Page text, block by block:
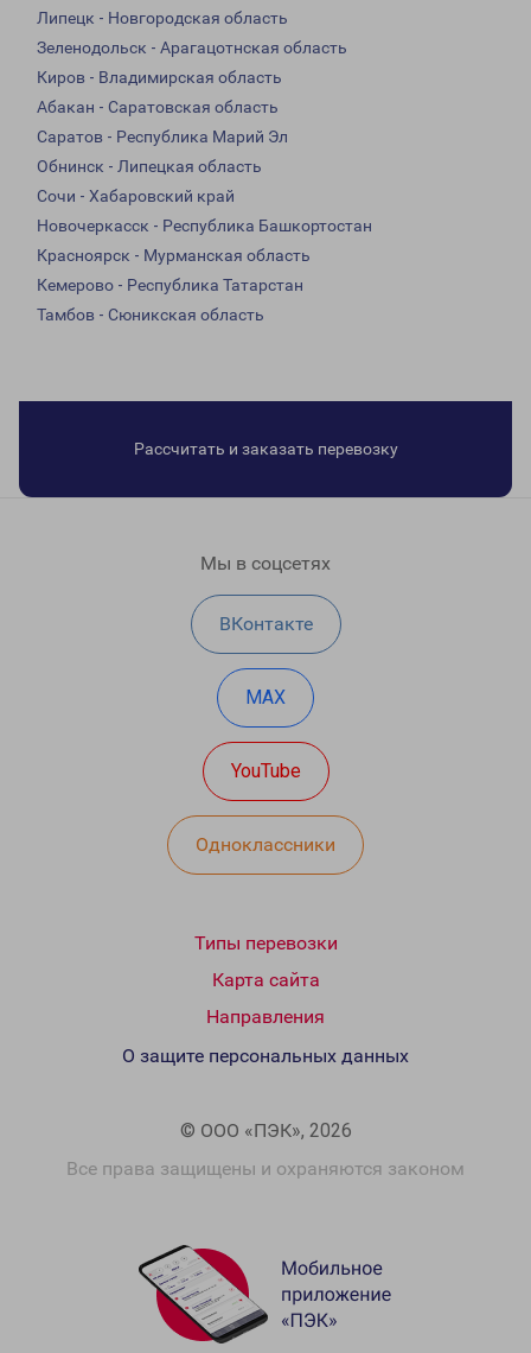
Липецк - Новгородская область
Зеленодольск - Арагацотнская область
Киров - Владимирская область
Абакан - Саратовская область
Саратов - Республика Марий Эл
Обнинск - Липецкая область
Сочи - Хабаровский край
Новочеркасск - Республика Башкортостан
Красноярск - Мурманская область
Кемерово - Республика Татарстан
Тамбов - Сюникская область
Рассчитать и заказать перевозку
Мы в соцсетях
ВКонтакте
MAX
YouTube
Одноклассники
Типы перевозки
Карта сайта
Направления
© ООО «ПЭК», 2026
Все права защищены и охраняются законом
О защите персональных данных